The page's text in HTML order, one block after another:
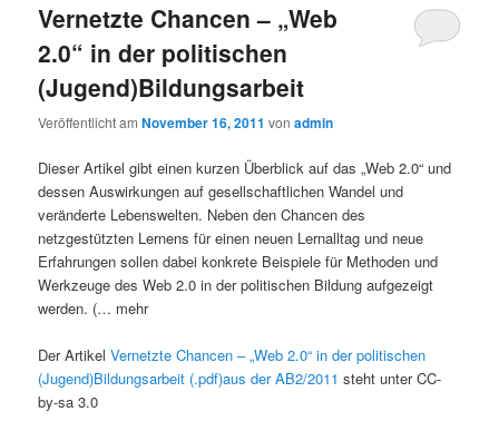
Vernetzte Chancen – „Web
2.0“ in der politischen
(Jugend)Bildungsarbeit
Veröffentlicht amNovember 16, 2011 vonadmin
Dieser Artikel gibt einen kurzen Überblick auf das „Web 2.0“ und
dessen Auswirkungen auf gesellschaftlichen Wandel und
veränderte Lebenswelten. Neben den Chancen des
netzgestützten Lernens für einen neuen Lernalltag und neue
Erfahrungen sollen dabei konkrete Beispiele für Methoden und
Werkzeuge des Web 2.0 in der politischen Bildung aufgezeigt
werden. (… mehr
Der ArtikelVernetzte Chancen – „Web 2.0“ in der politischen
(Jugend)Bildungsarbeit (.pdf)aus der AB2/2011 steht unter CC-
by-sa 3.0